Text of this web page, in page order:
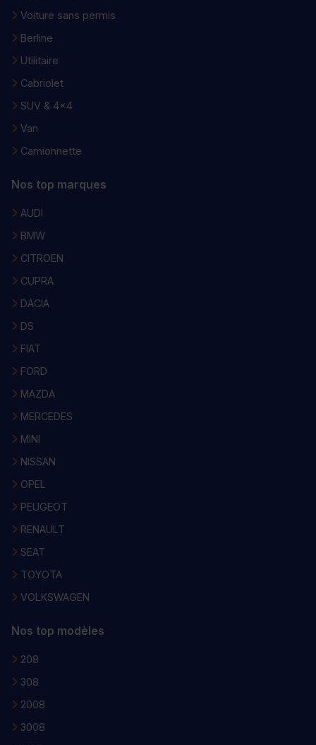
Voiture sans permis
Berline
Utilitaire
Cabriolet
SUV & 4x4
Van
Camionnette
Nos top marques
AUDI
BMW
CITROEN
CUPRA
DACIA
DS
FIAT
FORD
MAZDA
MERCEDES
MINI
NISSAN
OPEL
PEUGEOT
RENAULT
SEAT
TOYOTA
VOLKSWAGEN
Nos top modèles
208
308
2008
3008